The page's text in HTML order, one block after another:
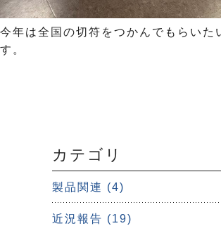
今年は全国の切符をつかんでもらいた
す。
カテゴリ
製品関連 (4)
近況報告 (19)